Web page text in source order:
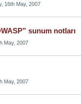
16th May, 2007
sunum notları
May, 2007
May, 2007